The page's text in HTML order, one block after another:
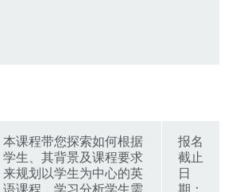
本课程带您探索如何根据
学生、其背景及课程要求
来规划以学生为中心的英
报名
截止
日